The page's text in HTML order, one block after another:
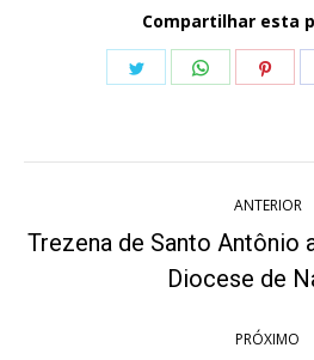
Compartilhar esta
Share
Share
de
ANTERIOR
Post
Trezena de Santo Antônio
Diocese de
PRÓXIMO